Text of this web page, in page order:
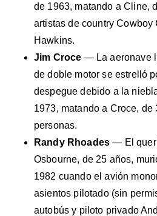
de 1963, matando a Cline,
artistas de country
Hawkins.
Jim Croce — La aeronave
de doble motor se estrelló
despegue debido a la
1973, matando a Croce,
personas.
Randy Rhoades — El
Osbourne, de 25 años,
1982 cuando el avión
asientos pilotado (sin
autobús y piloto privado